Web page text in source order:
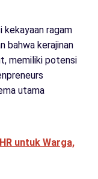
kekayaan ragam
bahwa kerajinan
memiliki potensi
utama
untuk Warga,